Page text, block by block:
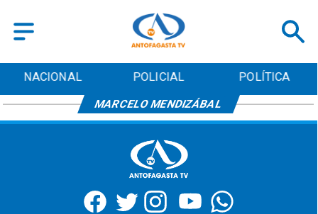
NACIONAL POLICIAL POLÍTICA
MARCELO MENDIZÁBAL